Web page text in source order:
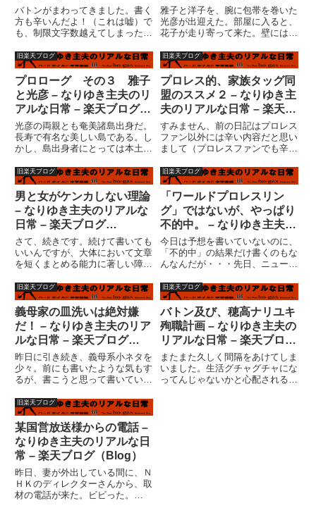
バトンがまわってきました。書く
方も辛いんだよ！（これは嘘）で
も、制限文字数越えてしまったの
溜まったバトンを一気に放出した
ら、読むほうは辛いですね？最後
までお付き合い頂けた方には感涙
です。なみさんから頂戴して書
い...
ログ（Blog）
雅子と洋子を、腕に包帯を巻いた
光彦が出迎えた。部屋に入ると、
花子が走り寄って来た。壁には離
た。キッチンの窓は割れていた。
太郎のオムツはオシッコでパンパ
ンに膨れ上がっていた。花子が言
った。「ママがね、包丁投げて、
パ...
旧楽天ブログ
プロローグ その３ 雅子
と光彦 – なりゆき主夫のリ
アルな日常 – 楽天ブログ
（Blog）
光彦の両親とも奄美諸島出身だ。
長寿で有名な美しい島である。し
かし、島出身者にとっては本土の
あるようだ。父は若くして養子に
出され、若いうちから働いた。単
身上京して昼は働き、夜間大学で
勉強をした。結婚する前に、一
人...
旧楽天ブログ
プロレス的、家族タッグ同
盟のススメ２ – なりゆき主
夫のリアルな日常 – 楽天ブ
ログ（Blog）
すみません、前の日記はプロレス
ファン以外には辛い内容だと思い
まして（プロレスファンでも辛か
ので、前と後ろを分けました。今
回は、家族のタッグ同盟というこ
とで論じてみたいと思います。プ
ロレスラーというのは、キャラ
ク...
旧楽天ブログ
男と女がケンカしない理論
– なりゆき主夫のリアルな
日常 – 楽天ブログ
（Blog）
さて、続きです。続けて書いても
いいんですが、大体において文章
を短くまとめる能力に著しい障害
でいる人も飽きると思った。そこ
で、一つの日記を短く、２つに分
けようと思ったのです。ブログラ
ンキングです。なんだかんだい
っ...
旧楽天ブログ
「ワールドプロレスリン
グ」ではないが、やっぱり
不的中。 – なりゆき主夫の
リアルな日常 – 楽天ブログ
（Blog）
今日は予想を書いていないのに、
「不的中」の結果だけ書くのもな
んなんだが・・・先日、ニューマ
「ワールドプロレスリング」サイ
ン馬券やるつもりもなく、黒いマ
スクは２枠、枠連でカブになるの
は２?７、これ１点でよし、と
考...
旧楽天ブログ
義母家の皿洗いは絶対嫌
だ！ – なりゆき主夫のリア
ルな日常 – 楽天ブログ
（Blog）
昨日に引き続き、義母系小ネタを
少々。前にも書いたような気もす
るが、書こうと思って書いていな
タ。私の実家は中華料理屋。子供
の頃から大量の皿洗いは経験済み
だ。家庭の台所というのは確かに
使い使い難い。皿洗いするに
も、...
旧楽天ブログ
バトン及び、穂高ナリユキ
殉職計画 – なりゆき主夫の
リアルな日常 – 楽天ブログ
（Blog）
またまた久しく間隔をあけてしま
いました。生活グチャグチャにな
ってんじゃないかと心配される方
旧楽天ブログ
某国営放送様からの電話 –
なりゆき主夫のリアルな日
常 – 楽天ブログ（Blog）
昨日、妻が外出している間に、Ｎ
ＨＫのディレクターさんから、取
材の電話が来た。ビビった。